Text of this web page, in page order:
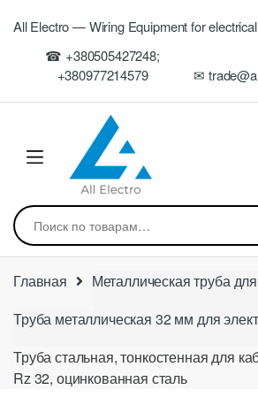
navigation
All Electro — Wiring Equipment for
☎ +380505427248;
+380977214579
✉
Искать:
Главная
Металлическая труба
Труба металлическая 32 мм для
Труба стальная, тонкостенная для
Rz 32, оцинкованная сталь